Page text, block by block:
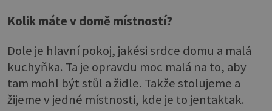
Kolik máte v domě místností?
Dole je hlavní pokoj, jakési srdce domu a malá
kuchyňka. Ta je opravdu moc malá na to, aby
tam mohl být stůl a židle. Takže stolujeme a
žijeme v jedné místnosti, kde je to jentaktak.